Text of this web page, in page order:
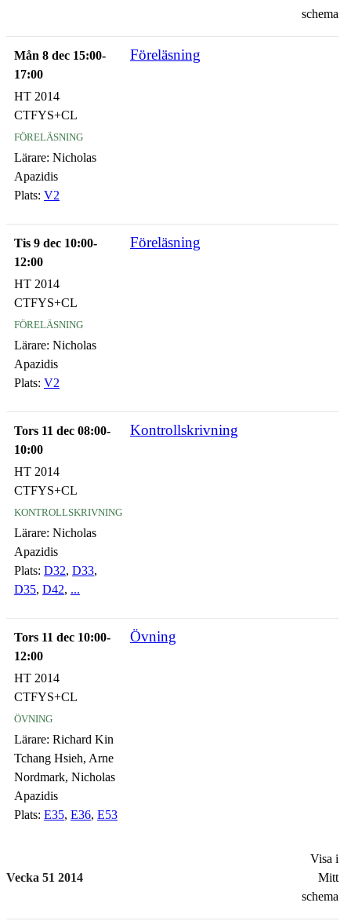
schema
Mån 8 dec 15:00-
17:00
Föreläsning
HT 2014
CTFYS+CL
föreläsning
Lärare: Nicholas
Apazidis
Plats: V2
Tis 9 dec 10:00-
12:00
Föreläsning
HT 2014
CTFYS+CL
föreläsning
Lärare: Nicholas
Apazidis
Plats: V2
Tors 11 dec 08:00-
10:00
Kontrollskrivning
HT 2014
CTFYS+CL
kontrollskrivning
Lärare: Nicholas
Apazidis
Plats: D32, D33,
D35, D42, ...
Tors 11 dec 10:00-
12:00
Övning
HT 2014
CTFYS+CL
övning
Lärare: Richard Kin
Tchang Hsieh, Arne
Nordmark, Nicholas
Apazidis
Plats: E35, E36, E53
Vecka 51 2014
Visa i
Mitt
schema